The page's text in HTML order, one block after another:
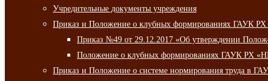
Учредительные документы учреждения
Приказ и Положение о клубных формированиях ГАУК
Приказ №49 от 29.12.2017 «Об утверждении
Положение о клубных формированиях ГАУК РХ
Приказ и Положение о системе нормирования труда в